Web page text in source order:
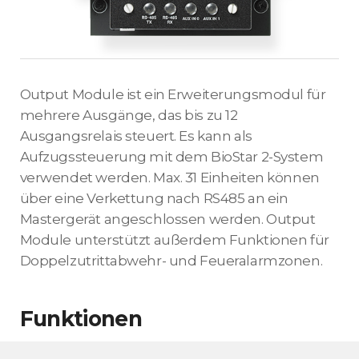
Output Module ist ein Erweiterungsmodul für
mehrere Ausgänge, das bis zu 12
Ausgangsrelais steuert. Es kann als
Aufzugssteuerung mit dem BioStar 2-System
verwendet werden. Max. 31 Einheiten können
über eine Verkettung nach RS485 an ein
Mastergerät angeschlossen werden. Output
Module unterstützt außerdem Funktionen für
Doppelzutrittabwehr- und Feueralarmzonen.
Funktionen